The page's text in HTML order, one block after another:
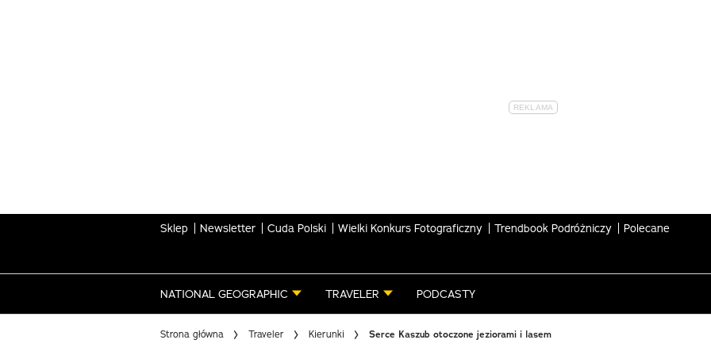
Sklep Newsletter Cuda Polski Wielki Konkurs Fotograficzny Trendbook Podróżniczy Polecane
NATIONAL GEOGRAPHIC TRAVELER PODCASTY
Strona główna Traveler Kierunki Serce Kaszub otoczone jeziorami i lasem